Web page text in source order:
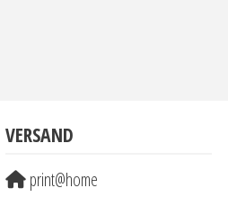
VERSAND
print@home